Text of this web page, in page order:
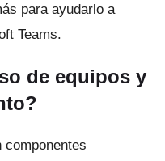
para ayudarlo a
Teams.
de equipos y
componentes